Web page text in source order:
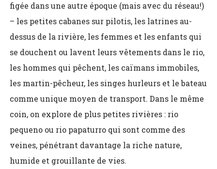
figée dans une autre époque (mais avec du réseau!)
– les petites cabanes sur pilotis, les latrines au-
dessus de la rivière, les femmes et les enfants qui
se douchent ou lavent leurs vêtements dans le rio,
les hommes qui pêchent, les caïmans immobiles,
les martin-pêcheur, les singes hurleurs et le bateau
comme unique moyen de transport. Dans le même
coin, on explore de plus petites rivières : rio
pequeno ou rio papaturro qui sont comme des
veines, pénétrant davantage la riche nature,
humide et grouillante de vies.